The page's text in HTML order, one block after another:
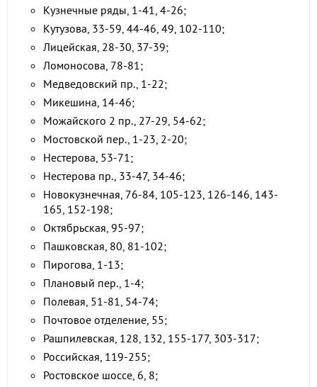
Кузнечные ряды, 1-41, 4-26;
Кутузова, 33-59, 44-46, 49, 102-110;
Лицейская, 28-30, 37-39;
Ломоносова, 78-81;
Медведовский пр., 1-22;
Микешина, 14-46;
Можайского 2 пр., 27-29, 54-62;
Мостовской пер., 1-23, 2-20;
Нестерова, 53-71;
Нестерова пр., 33-47, 34-46;
Новокузнечная, 76-84, 105-123, 126-146, 143-
165, 152-198;
Октябрьская, 95-97;
Пашковская, 80, 81-102;
Пирогова, 1-13;
Плановый пер., 1-4;
Полевая, 51-81, 54-74;
Почтовое отделение, 55;
Рашпилевская, 128, 132, 155-177, 303-317;
Российская, 119-255;
Ростовское шоссе, 6, 8;